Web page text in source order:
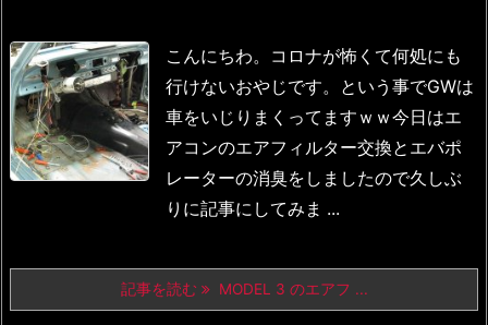
こんにちわ。
コロナが怖くて何処にも
行けないおやじです。
という事でGWは
車をいじりまくってますｗｗ今日はエ
アコンのエアフィルター交換とエバポ
レーターの消臭をしましたので久しぶ
りに記事にしてみま ...
記事を読む MODEL 3 のエアフ ...